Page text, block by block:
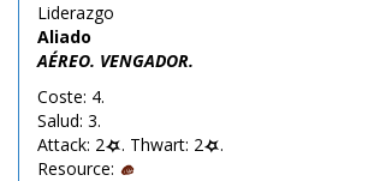
Liderazgo
Aliado
AÉREO. VENGADOR.
Coste: 4.
Salud: 3.
Attack: 2
. Thwart: 2
.
Resource: